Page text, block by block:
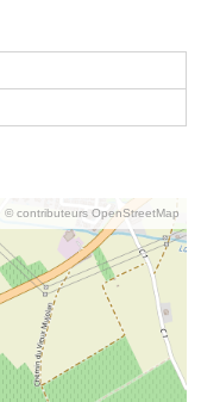
© contributeurs OpenStreetMap